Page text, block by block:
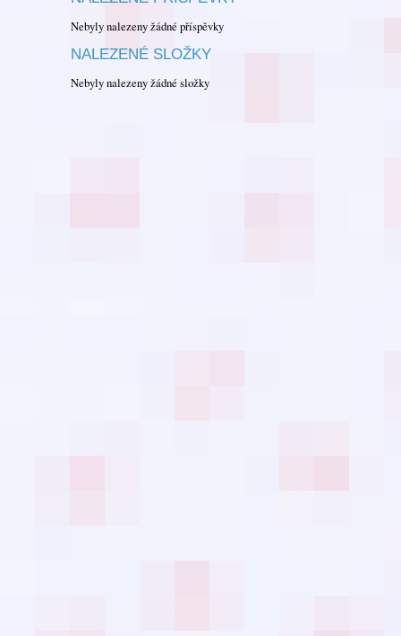
Nebyly nalezeny žádné příspěvky
NALEZENÉ SLOŽKY
Nebyly nalezeny žádné složky